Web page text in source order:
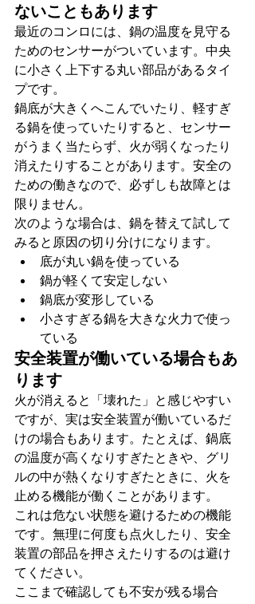
ないこともあります
最近のコンロには、鍋の温度を見守る
ためのセンサーがついています。中央
に小さく上下する丸い部品があるタイ
プです。
鍋底が大きくへこんでいたり、軽すぎ
る鍋を使っていたりすると、センサー
がうまく当たらず、火が弱くなったり
消えたりすることがあります。安全の
ための働きなので、必ずしも故障とは
限りません。
次のような場合は、鍋を替えて試して
みると原因の切り分けになります。
底が丸い鍋を使っている
鍋が軽くて安定しない
鍋底が変形している
小さすぎる鍋を大きな火力で使っ
ている
安全装置が働いている場合もあ
ります
火が消えると「壊れた」と感じやすい
ですが、実は安全装置が働いているだ
けの場合もあります。たとえば、鍋底
の温度が高くなりすぎたときや、グリ
ルの中が熱くなりすぎたときに、火を
止める機能が働くことがあります。
これは危ない状態を避けるための機能
です。無理に何度も点火したり、安全
装置の部品を押さえたりするのは避け
てください。
ここまで確認しても不安が残る場合